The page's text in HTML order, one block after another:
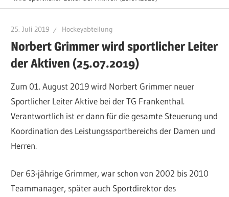
25. Juli 2019 Hockeyabteilung
Norbert Grimmer wird sportlicher Leiter
der Aktiven (25.07.2019)
Zum 01. August 2019 wird Norbert Grimmer neuer
Sportlicher Leiter Aktive bei der TG Frankenthal.
Verantwortlich ist er dann für die gesamte Steuerung und
Koordination des Leistungssportbereichs der Damen und
Herren.
Der 63-jährige Grimmer, war schon von 2002 bis 2010
Teammanager, später auch Sportdirektor des